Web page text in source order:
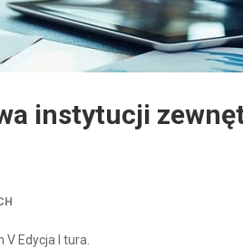
instytucji
Edycja I tura.